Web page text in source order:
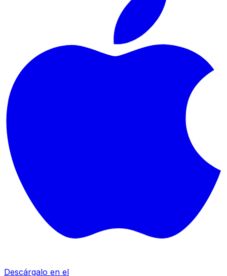
Descárgalo en el